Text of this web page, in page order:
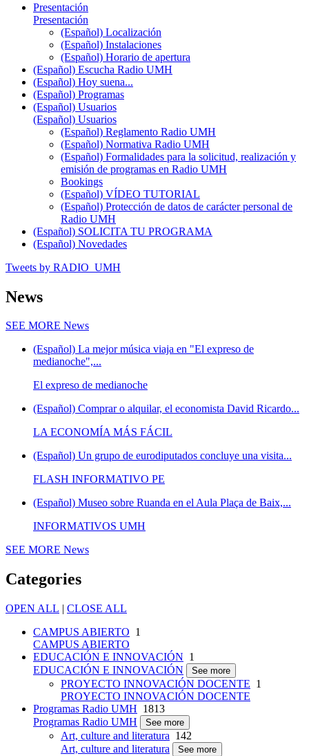
Presentación
Presentación
(Español) Localización
(Español) Instalaciones
(Español) Horario de apertura
(Español) Escucha Radio UMH
(Español) Hoy suena...
(Español) Programas
(Español) Usuarios
(Español) Usuarios
(Español) Reglamento Radio UMH
(Español) Normativa Radio UMH
(Español) Formalidades para la solicitud, realización y
emisión de programas en Radio UMH
Bookings
(Español) VÍDEO TUTORIAL
(Español) Protección de datos de carácter personal de
Radio UMH
(Español) SOLICITA TU PROGRAMA
(Español) Novedades
Tweets by RADIO_UMH
News
SEE MORE News
(Español) La mejor música viaja en "El expreso de
medianoche",...
El expreso de medianoche
(Español) Comprar o alquilar, el economista David Ricardo...
LA ECONOMÍA MÁS FÁCIL
(Español) Un grupo de eurodiputados concluye una visita...
FLASH INFORMATIVO PE
(Español) Museo sobre Ruanda en el Aula Plaça de Baix,...
INFORMATIVOS UMH
SEE MORE News
Categories
OPEN ALL | CLOSE ALL
CAMPUS ABIERTO 1
CAMPUS ABIERTO
EDUCACIÓN E INNOVACIÓN 1
EDUCACIÓN E INNOVACIÓN
See more
PROYECTO INNOVACIÓN DOCENTE 1
PROYECTO INNOVACIÓN DOCENTE
Programas Radio UMH 1813
Programas Radio UMH
See more
Art, culture and literatura 142
Art, culture and literatura
See more